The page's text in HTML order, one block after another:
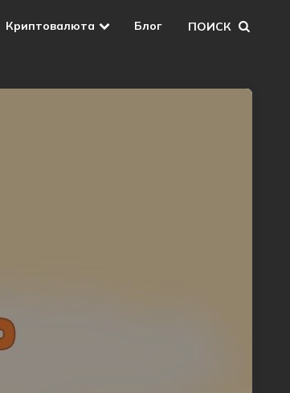
Криптовалюта Блог ПОИСК